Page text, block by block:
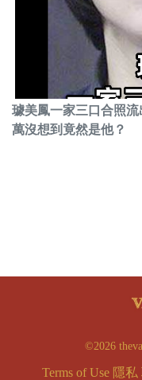
璩美鳳一家三口合照
萬沒想到竟然是他？
©2026
Terms of Use 隱私